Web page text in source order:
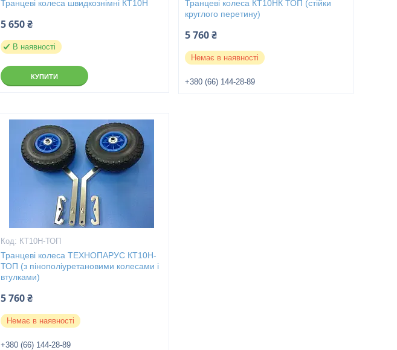
Транцеві колеса швидкознімні КТ10Н
5 650 ₴
В наявності
КУПИТИ
Транцеві колеса КТ10НК ТОП (стійки
круглого перетину)
5 760 ₴
Немає в наявності
+380 (66) 144-28-89
КТ10Н-ТОП
Транцеві колеса ТЕХНОПАРУС КТ10Н-
ТОП (з пінополіуретановими колесами і
втулками)
5 760 ₴
Немає в наявності
+380 (66) 144-28-89